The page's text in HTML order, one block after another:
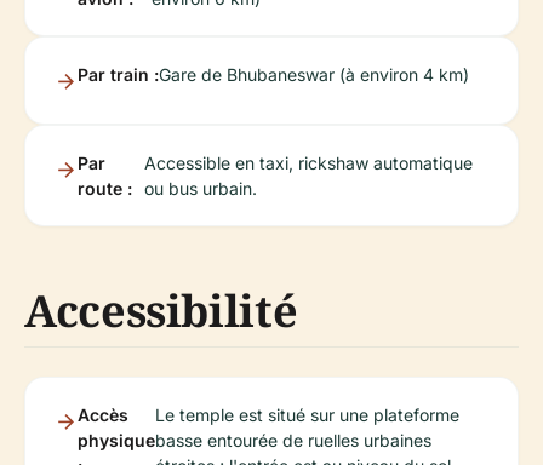
Par train :Gare de Bhubaneswar (à environ 4 km)
Par
route :
Accessible en taxi, rickshaw automatique
ou bus urbain.
Accessibilité
Accès
physique
Le temple est situé sur une plateforme
basse entourée de ruelles urbaines